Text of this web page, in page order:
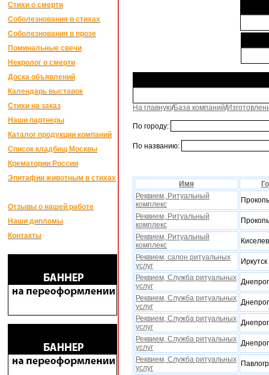
Стихи о смерти
Соболезнования в стихах
Соболезнования в прозе
Поминальные свечи
Некролог о смерти
Доска объявлений
Календарь выставок
Стихи на заказ
Наши партнеры
Каталог продукции компаний
Список кладбищ Москвы
Крематории России
Эпитафии животным в стихах
Отзывы о нашей работе
Наши дипломы
Контакты
На главную/База компаний/
По городу:
По названию:
Имя
Реквием, Ритуальный
комплекс
Реквием, Ритуальный
комплекс
Реквием, Ритуальный
комплекс
Реквием, салон ритуальных
услуг
Иркутск
Реквием, Служба ритуальныx
услуг
Реквием, Служба ритуальныx
услуг
Реквием, Служба ритуальныx
услуг
Реквием, Служба ритуальныx
услуг
Реквием, Служба ритуальныx
услуг